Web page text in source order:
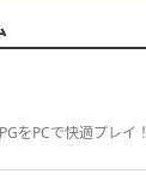
をPCで快適プレイ！